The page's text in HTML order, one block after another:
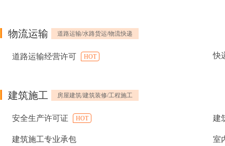
物流运输 道路运输/水路货运/物流快递
道路运输经营许可 HOT 快
建筑施工 房屋建筑/建筑装修/工程施工
安全生产许可证 HOT 建
建筑施工专业承包 室